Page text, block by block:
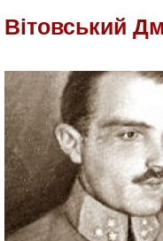
Вітовський